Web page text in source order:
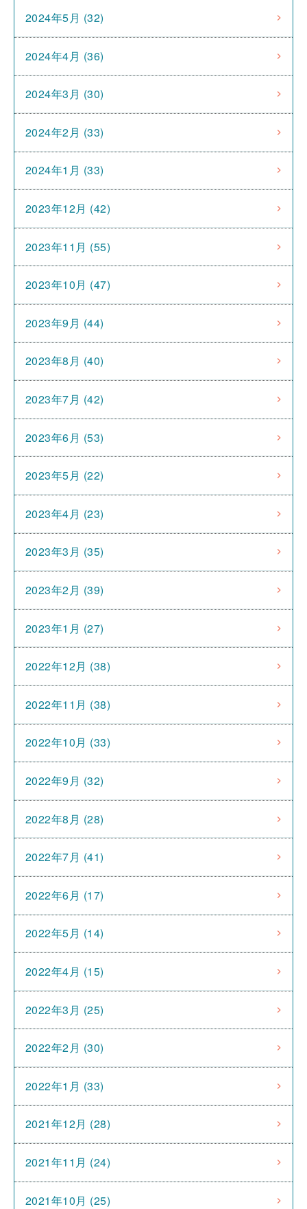
2024年5月 (32)
2024年4月 (36)
2024年3月 (30)
2024年2月 (33)
2024年1月 (33)
2023年12月 (42)
2023年11月 (55)
2023年10月 (47)
2023年9月 (44)
2023年8月 (40)
2023年7月 (42)
2023年6月 (53)
2023年5月 (22)
2023年4月 (23)
2023年3月 (35)
2023年2月 (39)
2023年1月 (27)
2022年12月 (38)
2022年11月 (38)
2022年10月 (33)
2022年9月 (32)
2022年8月 (28)
2022年7月 (41)
2022年6月 (17)
2022年5月 (14)
2022年4月 (15)
2022年3月 (25)
2022年2月 (30)
2022年1月 (33)
2021年12月 (28)
2021年11月 (24)
2021年10月 (25)